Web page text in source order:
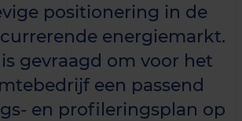
positionering in de
energiemarkt.
gevraagd om voor het
een passend
en profileringsplan op